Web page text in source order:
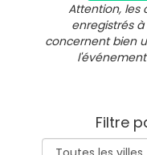
Attention, les
enregistrés
concernent bien
Filtre